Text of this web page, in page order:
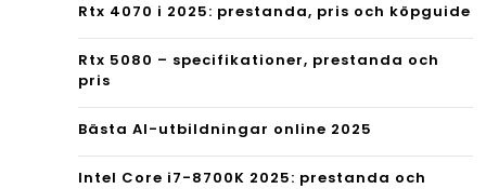
Rtx 4070 i 2025: prestanda, pris och köpguide
Rtx 5080 – specifikationer, prestanda och
pris
Bästa AI-utbildningar online 2025
Intel Core i7-8700K 2025: prestanda och